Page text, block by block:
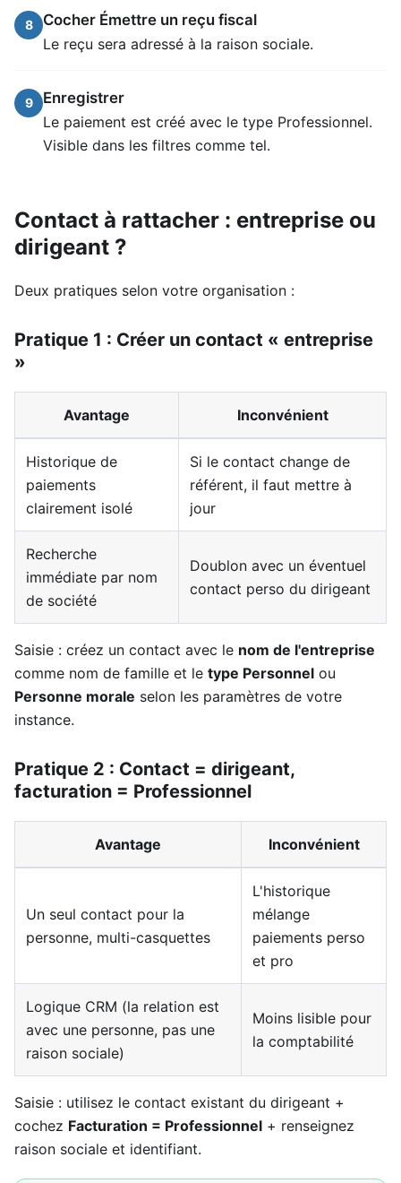
8
Cocher Émettre un reçu fiscal
Le reçu sera adressé à la raison sociale.
9
Enregistrer
Le paiement est créé avec le type Professionnel.
Visible dans les filtres comme tel.
Contact à rattacher : entreprise ou
dirigeant ?
Deux pratiques selon votre organisation :
Pratique 1 : Créer un contact « entreprise
»
Avantage Inconvénient
Historique de
paiements
clairement isolé
Si le contact change de
référent, il faut mettre à
jour
Recherche
immédiate par nom
de société
Doublon avec un éventuel
contact perso du dirigeant
Saisie : créez un contact avec le nom de l'entreprise
comme nom de famille et le type Personnel ou
Personne morale selon les paramètres de votre
instance.
Pratique 2 : Contact = dirigeant,
facturation = Professionnel
Avantage Inconvénient
Un seul contact pour la
personne, multi-casquettes
L'historique
mélange
paiements perso
et pro
Logique CRM (la relation est
avec une personne, pas une
raison sociale)
Moins lisible pour
la comptabilité
Saisie : utilisez le contact existant du dirigeant +
cochez Facturation = Professionnel + renseignez
raison sociale et identifiant.